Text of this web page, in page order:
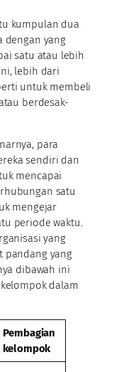
kumpulan dua
dengan yang
satu atau lebih
lebih dari
untuk membeli
berdesak-
para
sendiri dan
mencapai
satu
mengejar
periode waktu.
yang
pandang yang
dibawah ini
dalam
Pembagian
kelompok